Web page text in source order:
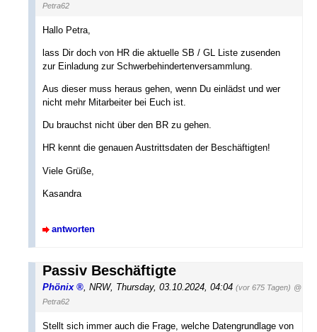
Petra62
Hallo Petra,
lass Dir doch von HR die aktuelle SB / GL Liste zusenden
zur Einladung zur Schwerbehindertenversammlung.
Aus dieser muss heraus gehen, wenn Du einlädst und wer
nicht mehr Mitarbeiter bei Euch ist.
Du brauchst nicht über den BR zu gehen.
HR kennt die genauen Austrittsdaten der Beschäftigten!
Viele Grüße,
Kasandra
antworten
Passiv Beschäftigte
Phönix NRW, Thursday, 03.10.2024, 04:04 (vor 675 Tagen) @
Petra62
Stellt sich immer auch die Frage, welche Datengrundlage von